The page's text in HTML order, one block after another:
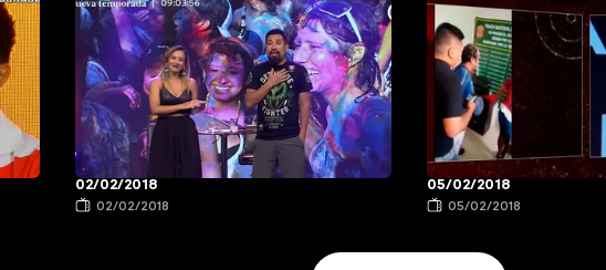
02/02/2018
02/02/2018
05/02/2018
05/02/2018